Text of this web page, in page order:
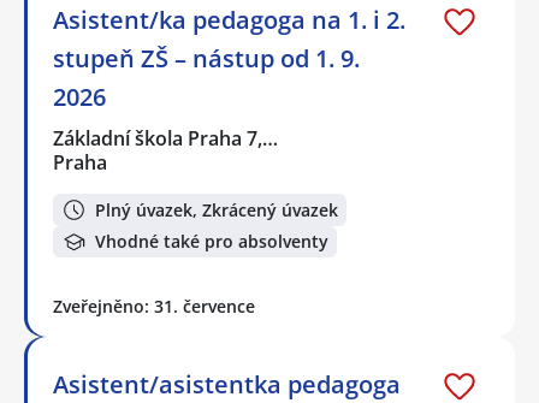
Asistent/ka pedagoga na 1. i 2.
stupeň ZŠ – nástup od 1. 9.
2026
Základní škola Praha 7,…
Praha
Plný úvazek, Zkrácený úvazek
Vhodné také pro absolventy
Zveřejněno: 31. července
Asistent/asistentka pedagoga